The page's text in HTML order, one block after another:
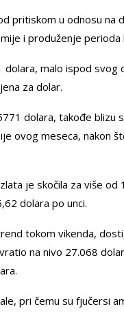
pritiskom u odnosu na
i produženje
malo ispod
za dolar.
dolara, takođe blizu
ovog meseca, nakon
je skočila za više
dolara po unci.
tokom vikenda,
na nivo 27.068
pri čemu su fjučersi